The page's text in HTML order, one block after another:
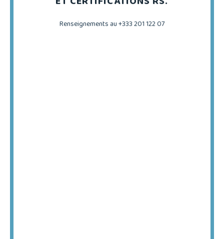
Renseignements au +333 201 122 07